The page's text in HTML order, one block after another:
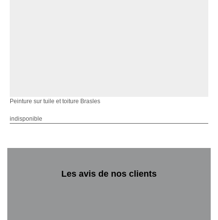
Peinture sur tuile et toiture Brasles
indisponible
Les avis de nos clients